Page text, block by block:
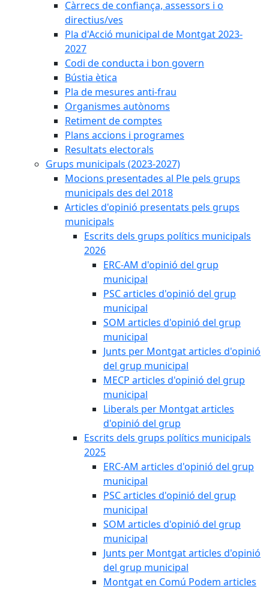
Càrrecs de confiança, assessors i o
directius/ves
Pla d'Acció municipal de Montgat 2023-
2027
Codi de conducta i bon govern
Bústia ètica
Pla de mesures anti-frau
Organismes autònoms
Retiment de comptes
Plans accions i programes
Resultats electorals
Grups municipals (2023-2027)
Mocions presentades al Ple pels grups
municipals des del 2018
Articles d'opinió presentats pels grups
municipals
Escrits dels grups polítics municipals
2026
ERC-AM d'opinió del grup
municipal
PSC articles d'opinió del grup
municipal
SOM articles d'opinió del grup
municipal
Junts per Montgat articles d'opinió
del grup municipal
MECP articles d'opinió del grup
municipal
Liberals per Montgat articles
d'opinió del grup
Escrits dels grups polítics municipals
2025
ERC-AM articles d'opinió del grup
municipal
PSC articles d'opinió del grup
municipal
SOM articles d'opinió del grup
municipal
Junts per Montgat articles d'opinió
del grup municipal
Montgat en Comú Podem articles